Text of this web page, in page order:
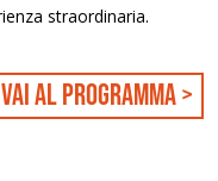
straordinaria.
vai al programma >